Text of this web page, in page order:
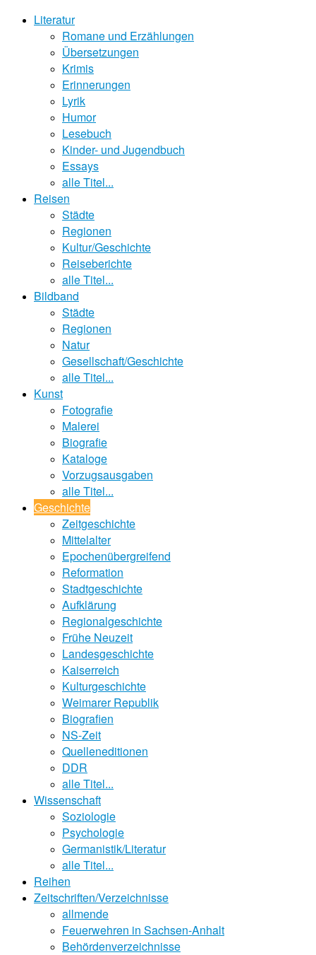
Literatur
Romane und Erzählungen
Übersetzungen
Krimis
Erinnerungen
Lyrik
Humor
Lesebuch
Kinder- und Jugendbuch
Essays
alle Titel...
Reisen
Städte
Regionen
Kultur/Geschichte
Reiseberichte
alle Titel...
Bildband
Städte
Regionen
Natur
Gesellschaft/Geschichte
alle Titel...
Kunst
Fotografie
Malerei
Biografie
Kataloge
Vorzugsausgaben
alle Titel...
Geschichte
Zeitgeschichte
Mittelalter
Epochenübergreifend
Reformation
Stadtgeschichte
Aufklärung
Regionalgeschichte
Frühe Neuzeit
Landesgeschichte
Kaiserreich
Kulturgeschichte
Weimarer Republik
Biografien
NS-Zeit
Quelleneditionen
DDR
alle Titel...
Wissenschaft
Soziologie
Psychologie
Germanistik/Literatur
alle Titel...
Reihen
Zeitschriften/Verzeichnisse
allmende
Feuerwehren in Sachsen-Anhalt
Behördenverzeichnisse